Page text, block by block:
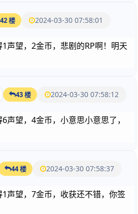
42 楼 2024-03-30 07:58:01
声望，2金币，悲剧的RP啊！明天
43 楼 2024-03-30 07:58:12
声望，4金币，小意思小意思了，
44 楼 2024-03-30 07:58:37
声望，7金币，收获还不错，你签